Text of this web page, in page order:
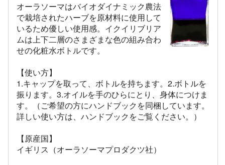
オーラソーマはバイオダイナミック農法
で栽培されたハーブを原材料に使用して
いるため優しい使用感。イクイリブリア
ムは上下二層のさまざまな色の組み合わ
せの化粧水ボトルです。
【使い方】
1.キャップを取って、ボトルを持ちます。2.ボトルを
振ります。3.オイルを手のひらにとり、身体につけま
す。（ご希望の方にハンドブックを同梱しています。
詳しい使い方は、ハンドブックをご覧ください。）
【原産国】
イギリス（オーラソーマプロダクツ社）